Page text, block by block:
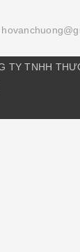
TY TNHH